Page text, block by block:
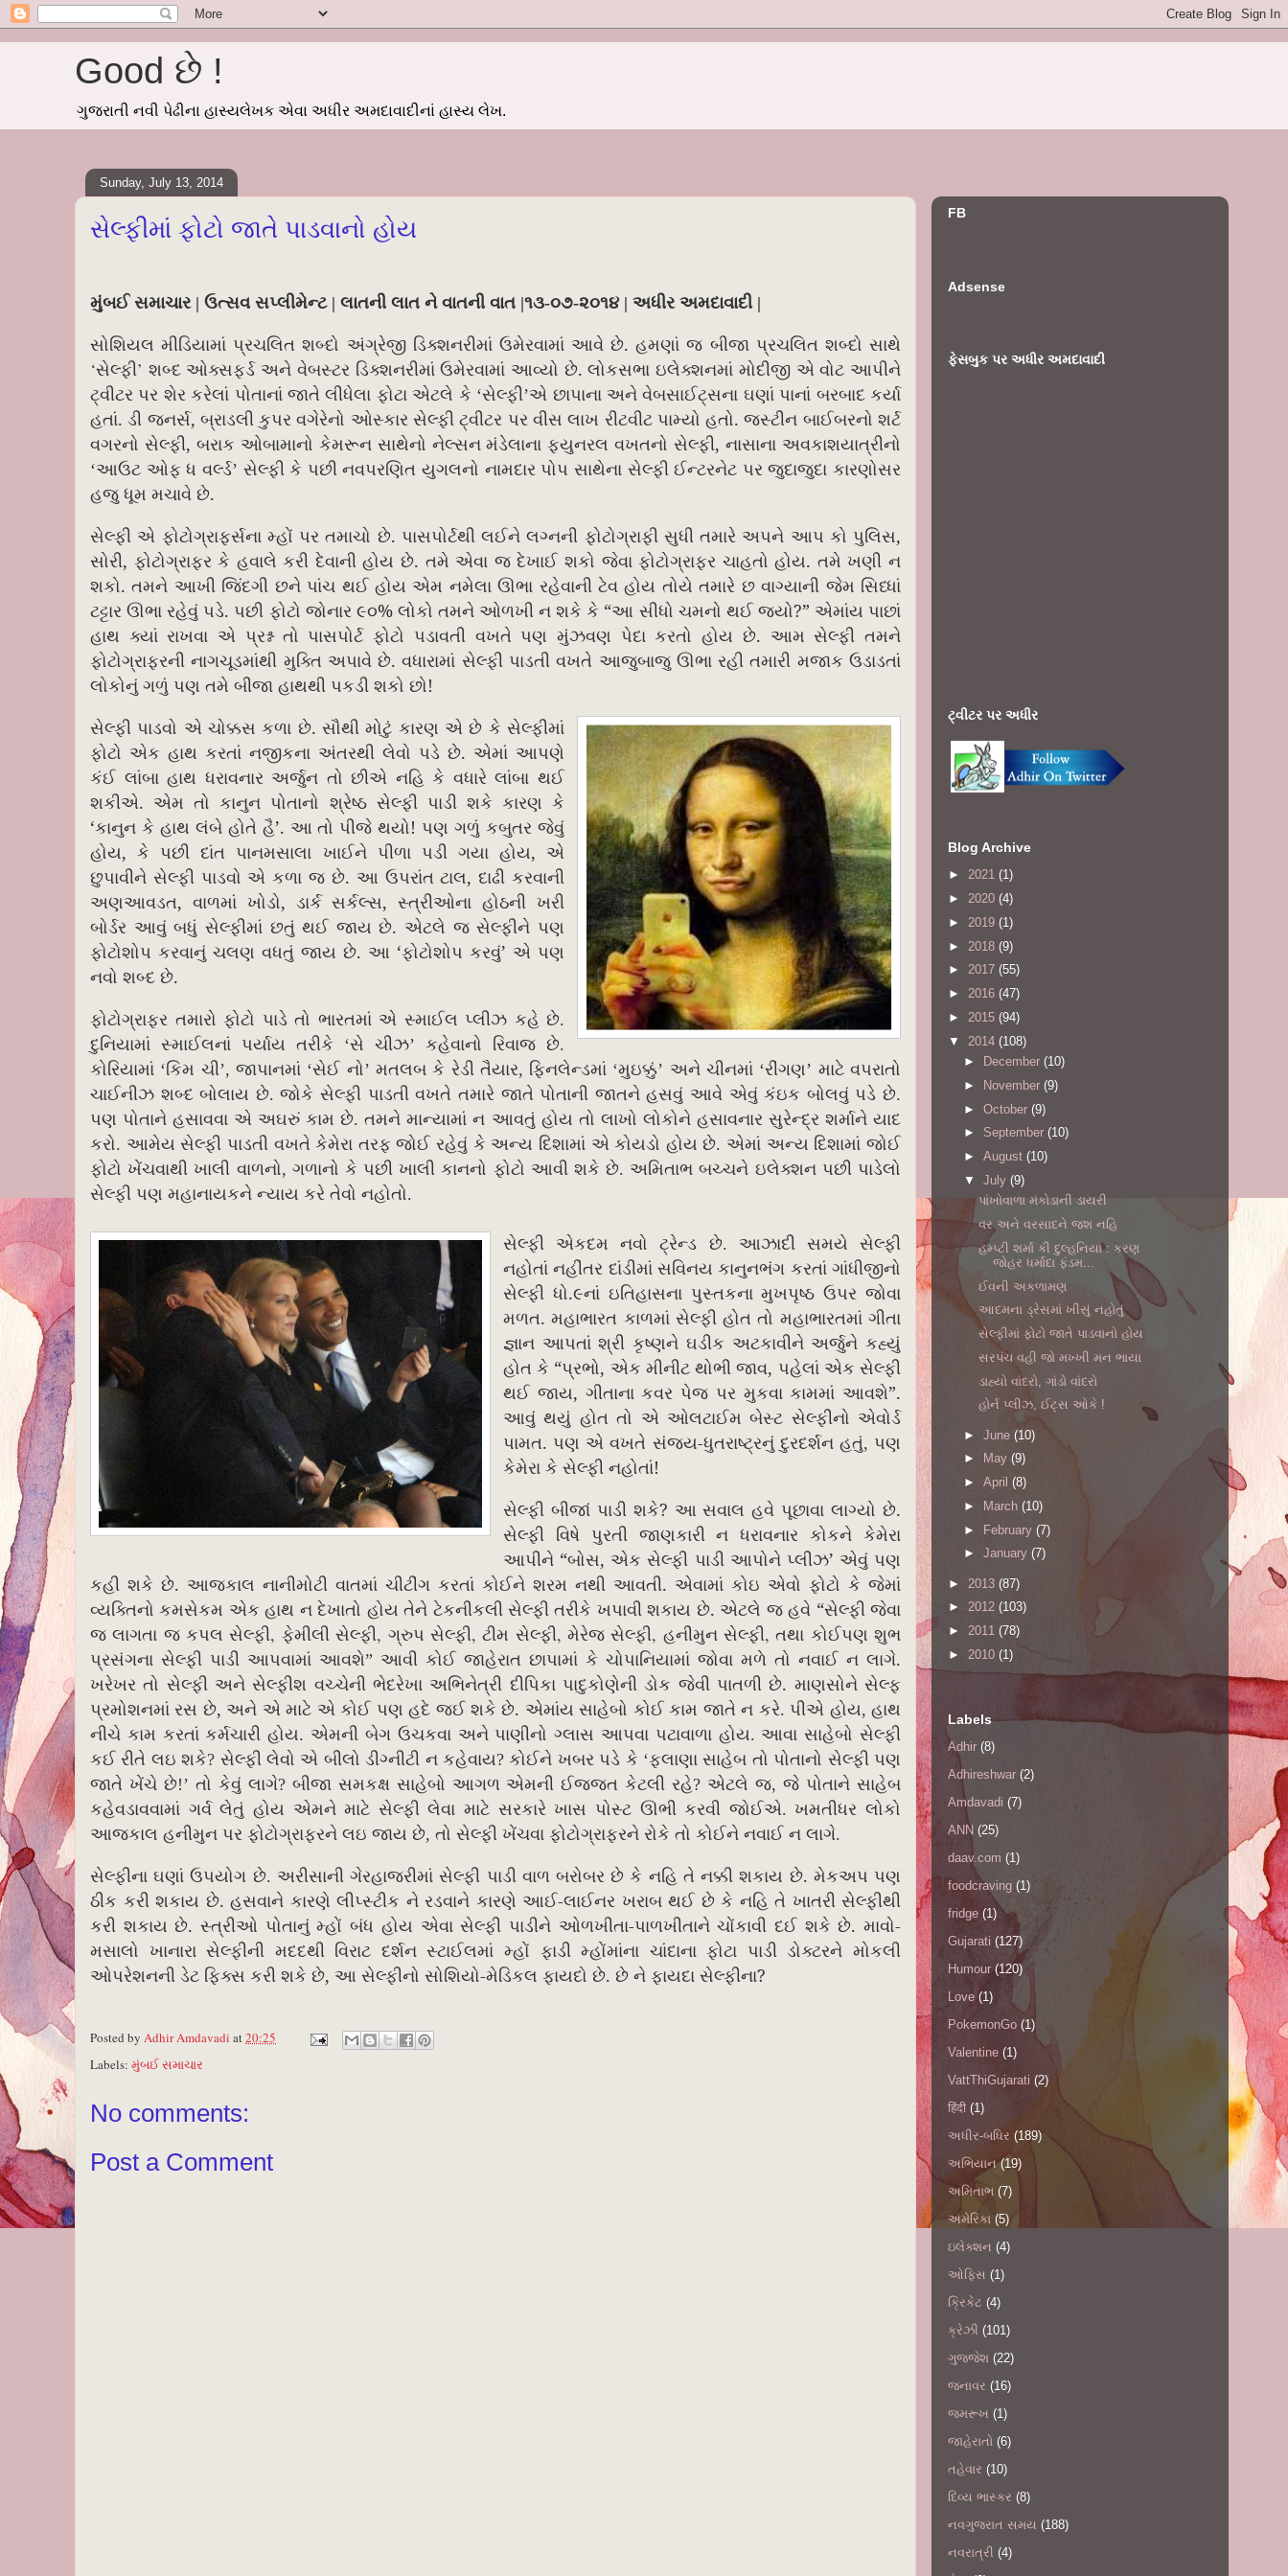
Good છે !
ગુજરાતી નવી પેઢીના હાસ્યલેખક એવા અધીર અમદાવાદીનાં હાસ્ય લેખ.
Sunday, July 13, 2014
સેલ્ફીમાં ફોટો જાતે પાડવાનો હોય
મુંબઈ સમાચાર | ઉત્સવ સપ્લીમેન્ટ | લાતની લાત ને વાતની વાત |૧૩-૦૭-૨૦૧૪ | અધીર અમદાવાદી |
સોશિયલ મીડિયામાં પ્રચલિત શબ્દો અંગ્રેજી ડિક્શનરીમાં ઉમેરવામાં આવે છે.હમણાં જ બીજા પ્રચલિત શબ્દો સાથે
‘સેલ્ફી’ શબ્દ ઓક્સફર્ડ અને વેબસ્ટર ડિક્શનરીમાં ઉમેરવામાં આવ્યો છે.લોકસભા ઇલેક્શનમાં મોદીજી એ વોટ આપીને
ટ્વીટર પર શેર કરેલાં પોતાનાં જાતે લીધેલા ફોટા એટલે કે ‘સેલ્ફી’એ છાપાના અને વેબસાઈટ્સના ઘણાં પાનાં બરબાદ કર્યા
હતાં.ડી જ્નર્સ, બ્રાડલી કુપર વગેરેનો ઓસ્કાર સેલ્ફી ટ્વીટર પર વીસ લાખ રીટવીટ પામ્યો હતો.જસ્ટીન બાઈબરનો શર્ટ
વગરનો સેલ્ફી, બરાક ઓબામાનો કેમરૂન સાથેનો નેલ્સન મંડેલાના ફ્યુનરલ વખતનો સેલ્ફી,નાસાના અવકાશયાત્રીનો
‘આઉટ ઓફ ધ વર્લ્ડ’ સેલ્ફી કે પછી નવપરણિત યુગલનો નામદાર પોપ સાથેના સેલ્ફી ઈન્ટરનેટ પર જુદાજુદા કારણોસર
હજુ ધૂમ મચાવે છે.
સેલ્ફી એ ફોટોગ્રાફર્સના મ્હોં પર તમાચો છે. પાસપોર્ટથી લઈને લગ્નની ફોટોગ્રાફી સુધી તમારે અપને આપ કો પુલિસ,
સોરી, ફોટોગ્રાફર કે હવાલે કરી દેવાની હોય છે. તમે એવા જ દેખાઈ શકો જેવા ફોટોગ્રાફર ચાહતો હોય. તમે ખણી ન
શકો.તમને આખી જિંદગી છને પાંચ થઈ હોય એમ નમેલા ઊભા રહેવાની ટેવ હોય તોયે તમારે છ વાગ્યાની જેમ સિધ્ધાં
ટટ્ટાર ઊભા રહેવું પડે. પછી ફોટો જોનાર ૯૦% લોકો તમને ઓળખી ન શકે કે “આ સીધો ચમનો થઈ જયો?” એમાંય પાછાં
હાથ ક્યાં રાખવા એ પ્રશ્ન તો પાસપોર્ટ ફોટો પડાવતી વખતે પણ મુંઝવણ પેદા કરતો હોય છે. આમ સેલ્ફી તમને
ફોટોગ્રાફરની નાગચૂડમાંથી મુક્તિ અપાવે છે.વધારામાં સેલ્ફી પાડતી વખતે આજુબાજુ ઊભા રહી તમારી મજાક ઉડાડતાં
લોકોનું ગળું પણ તમે બીજા હાથથી પકડી શકો છો!
સેલ્ફી પાડવો એ ચોક્કસ કળા છે.સૌથી મોટું કારણ એ છે કે સેલ્ફીમાં
ફોટો એક હાથ કરતાં નજીકના અંતરથી લેવો પડે છે. એમાં આપણે
કંઈ લાંબા હાથ ધરાવનાર અર્જુન તો છીએ નહિ કે વધારે લાંબા થઈ
શકીએ. એમ તો કાનુન પોતાનો શ્રેષ્ઠ સેલ્ફી પાડી શકે કારણ કે
‘કાનુન કે હાથ લંબે હોતે હૈ’. આ તો પીજે થયો! પણ ગળું કબુતર જેવું
હોય,કે પછી દાંત પાનમસાલા ખાઈને પીળા પડી ગયા હોય,
એ
છુપાવીને સેલ્ફી પાડવો એ કળા જ છે. આ ઉપરાંત ટાલ,દાઢી કરવાની
અણઆવડત, વાળમાં ખોડો, ડાર્ક સર્કલ્સ,સ્ત્રીઓના હોઠની ખરી
બોર્ડર આવું બધું સેલ્ફીમાં છતું થઈ જાય છે. એટલે જ સેલ્ફીને પણ
ફોટોશોપ કરવાનું ચલણ વધતું જાય છે. આ ‘ફોટોશોપ કરવું’ એ પણ
નવો શબ્દ છે.
ફોટોગ્રાફર તમારો ફોટો પાડે તો ભારતમાં એ સ્માઈલ પ્લીઝ કહે છે.
દુનિયામાં સ્માઈલનાં પર્યાય તરીકે ‘સે ચીઝ’ કહેવાનો રિવાજ છે.
કોરિયામાં ‘કિમ ચી’, જાપાનમાં ‘સેઈ નો’ મતલબ કે રેડી તૈયાર, ફિનલેન્ડમાં ‘મુઇક્કું’ અને ચીનમાં ‘રીંગણ’ માટે વપરાતો
ચાઈનીઝ શબ્દ બોલાય છે. જોકે સેલ્ફી પાડતી વખતે તમારે જાતે પોતાની જાતને હસવું આવે એવું કંઇક બોલવું પડે છે.
પણ પોતાને હસાવવા એ અઘરું કામ છે. તમને માન્યામાં ન આવતું હોય તો લાખો લોકોને હસાવનાર સુરેન્દ્ર શર્માને યાદ
કરો. આમેય સેલ્ફી પાડતી વખતે કેમેરા તરફ જોઈ રહેવું કે અન્ય દિશામાં એ કોયડો હોય છે. એમાં અન્ય દિશામાં જોઈ
ફોટો ખેંચવાથી ખાલી વાળનો, ગળાનો કે પછી ખાલી કાનનો ફોટો આવી શકે છે. અમિતાભ બચ્ચને ઇલેક્શન પછી પાડેલો
સેલ્ફી પણ મહાનાયકને ન્યાય કરે તેવો નહોતો.
સેલ્ફી એકદમ નવો ટ્રેન્ડ છે. આઝાદી સમયે સેલ્ફી
નહોતાં નહીંતર દાંડીમાં સવિનય કાનુનભંગ કરતાં ગાંધીજીનો
સેલ્ફી ધો.૯નાં ઇતિહાસના પુસ્તકના મુખપૃષ્ઠ ઉપર જોવા
મળત.મહાભારત કાળમાં સેલ્ફી હોત તો મહાભારતમાં ગીતા
જ્ઞાન આપતાં શ્રી કૃષ્ણને ઘડીક અટકાવીને અર્જુને કહ્યું
હોત કે “પ્રભો, એક મીનીટ થોભી જાવ, પહેલાં એક સેલ્ફી
થઈ જાય, ગીતાના કવર પેજ પર મુકવા કામમાં આવશે”.
આવું થયું હોત તો એ ઓલટાઈમ બેસ્ટ સેલ્ફીનો એવોર્ડ
પામત. પણ એ વખતે સંજય-ધુતરાષ્ટ્રનું દુરદર્શન હતું, પણ
કેમેરા કે સેલ્ફી નહોતાં!
સેલ્ફી બીજાં પાડી શકે? આ સવાલ હવે પૂછાવા લાગ્યો છે.
સેલ્ફી વિષે પુરતી જાણકારી ન ધરાવનાર કોકને કેમેરા
આપીને “બોસ, એક સેલ્ફી પાડી આપોને પ્લીઝ’ એવું પણ
કહી શકે છે. આજકાલ નાનીમોટી વાતમાં ચીટીંગ કરતાં કોઈને શરમ નથી આવતી. એવામાં કોઇ એવો ફોટો કે જેમાં
વ્યક્તિનો કમસેકમ એક હાથ ન દેખાતો હોય તેને ટેકનીકલી સેલ્ફી તરીકે ખપાવી શકાય છે. એટલે જ હવે “સેલ્ફી જેવા
જ લાગતા જ કપલ સેલ્ફી, ફેમીલી સેલ્ફી, ગ્રુપ સેલ્ફી,ટીમ સેલ્ફી, મેરેજ સેલ્ફી, હનીમુન સેલ્ફી,તથા કોઈપણ શુભ
પ્રસંગના સેલ્ફી પાડી આપવામાં આવશે” આવી કોઈ જાહેરાત છાપામાં કે ચોપાનિયામાં જોવા મળે તો નવાઈ ન લાગે.
ખરેખર તો સેલ્ફી અને સેલ્ફીશ વચ્ચેની ભેદરેખા અભિનેત્રી દીપિકા પાદુકોણેની ડોક જેવી પાતળી છે. માણસોને સેલ્ફ
પ્રમોશનમાં રસ છે, અને એ માટે એ કોઈ પણ હદે જઈ શકે છે. એમાંય સાહેબો કોઈ કામ જાતે ન કરે. પીએ હોય, હાથ
નીચે કામ કરતાં કર્મચારી હોય. એમની બેગ ઉચકવા અને પાણીનો ગ્લાસ આપવા પટાવાળા હોય. આવા સાહેબો સેલ્ફી
કઈ રીતે લઇ શકે? સેલ્ફી લેવો એ બીલો ડીગ્નીટી ન કહેવાય? કોઈને ખબર પડે કે ‘ફલાણા સાહેબ તો પોતાનો સેલ્ફી પણ
જાતે ખેંચે છે!’ તો કેવું લાગે? બીજા સમકક્ષ સાહેબો આગળ એમની ઈજ્જત કેટલી રહે? એટલે જ, જે પોતાને સાહેબ
કહેવડાવવામાં ગર્વ લેતું હોય એમને માટે સેલ્ફી લેવા માટે સરકારે ખાસ પોસ્ટ ઊભી કરવી જોઈએ. ખમતીધર લોકો
આજકાલ હનીમુન પર ફોટોગ્રાફરને લઇ જાય છે, તો સેલ્ફી ખેંચવા ફોટોગ્રાફરને રોકે તો કોઈને નવાઈ ન લાગે.
સેલ્ફીના ઘણાં ઉપયોગ છે. અરીસાની ગેરહાજરીમાં સેલ્ફી પાડી વાળ બરોબર છે કે નહિ તે નક્કી શકાય છે. મેકઅપ પણ
ઠીક કરી શકાય છે. હસવાને કારણે લીપ્સ્ટીક ને રડવાને કારણે આઈ-લાઈનર ખરાબ થઈ છે કે નહિ તે ખાતરી સેલ્ફીથી
કરી શકાય છે.સ્ત્રીઓ પોતાનું મ્હોં બંધ હોય એવા સેલ્ફી પાડીને ઓળખીતા-પાળખીતાને ચોંકાવી દઈ શકે છે. માવો-
મસાલો ખાનારા સેલ્ફીની મદદથી વિરાટ દર્શન સ્ટાઈલમાં મ્હોં ફાડી મ્હોંમાંના ચાંદાના ફોટા પાડી ડોક્ટરને મોકલી
ઓપરેશનની ડેટ ફિક્સ કરી શકે છે, આ સેલ્ફીનો સોશિયો-મેડિકલ ફાયદો છે. છે ને ફાયદા સેલ્ફીના?
Posted by Adhir Amdavadi at20:25
Labels: મુંબઈ સમાચાર
No comments:
Post a Comment
FB
Adsense
ફેસબુક પર અધીર અમદાવાદી
ટ્વીટર પર અધીર
Blog Archive
► 2021 (1)
► 2020 (4)
► 2019 (1)
► 2018 (9)
► 2017 (55)
► 2016 (47)
► 2015 (94)
▼ 2014 (108)
►
December (10)
►
November (9)
► October (9)
► September (10)
► August (10)
▼ July (9)
પાંખોવાળા મંકોડાની ડાયરી
વર અને વરસાદને જશ નહિ
હમ્પ્ટી શર્મા કી દુલ્હનિયા : કરણ
જોહર ધર્માદા ફંડમ...
ઈવની અકળામણ
આદમના ડ્રેસમાં ખીસું નહોતું
સેલ્ફીમાં ફોટો જાતે પાડવાનો હોય
સરપંચ વહી જો મખ્ખી મન ભાયા
ડાહ્યો વાંદરો, ગાંડો વાંદરો
હોર્ન પ્લીઝ, ઈટ્સ ઓકે !
► June (10)
►
May (9)
► April (8)
►
March (10)
► February (7)
► January (7)
► 2013 (87)
► 2012 (103)
► 2011 (78)
► 2010 (1)
Labels
Adhir (8)
Adhireshwar (2)
Amdavadi (7)
ANN (25)
daav.com (1)
foodcraving (1)
fridge (1)
Gujarati (127)
Humour (120)
Love (1)
PokemonGo (1)
Valentine (1)
VattThiGujarati (2)
हिंदी (1)
અધીર-બધિર (189)
અભિયાન (19)
અમિતાભ (7)
અમેરિકા (5)
ઇલેક્શન (4)
ઓફિસ (1)
ક્રિકેટ (4)
ક્રેઝી (101)
ગુજ્જેશ (22)
જનાવર (16)
જમરૂખ (1)
જાહેરાતો (6)
તહેવાર (10)
દિવ્ય ભાસ્કર (8)
નવગુજરાત સમય (188)
નવરાત્રી (4)